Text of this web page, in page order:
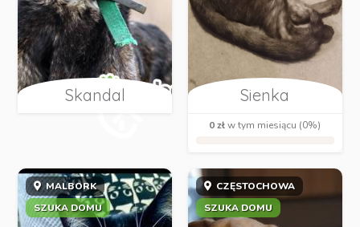
Skandal Sienka
0 złw tym miesiącu (0%)
MALBORK
SZUKA DOMU
CZĘSTOCHOWA
SZUKA DOMU